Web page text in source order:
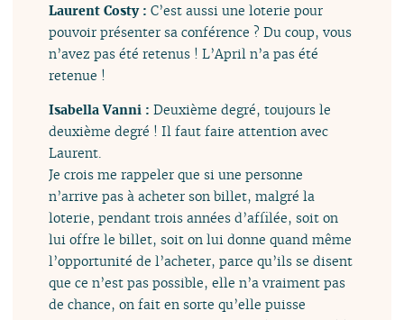
Laurent Costy :C’est aussi une loterie pour
pouvoir présenter sa conférence ? Du coup, vous
n’avez pas été retenus ! L’April n’a pas été
retenue !
Isabella Vanni :Deuxième degré, toujours le
deuxième degré ! Il faut faire attention avec
Laurent.
Je crois me rappeler que si une personne
n’arrive pas à acheter son billet, malgré la
loterie, pendant trois années d’affilée, soit on
lui offre le billet, soit on lui donne quand même
l’opportunité de l’acheter, parce qu’ils se disent
que ce n’est pas possible, elle n’a vraiment pas
de chance, on fait en sorte qu’elle puisse